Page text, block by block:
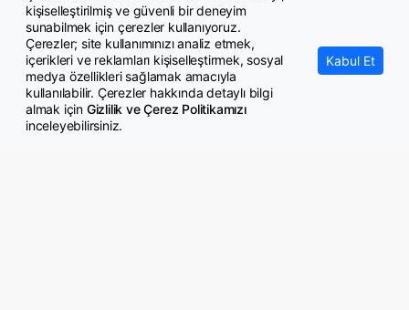
Kaç yabancı yatırım yoluyla Türk vatandaşlığı aldı?
kişiselleştirilmiş ve güvenli bir deneyim
sunabilmek için çerezler kullanıyoruz.
Çerezler; site kullanımınızı analiz etmek,
içerikleri ve reklamları kişiselleştirmek, sosyal
medya özellikleri sağlamak amacıyla
kullanılabilir. Çerezler hakkında detaylı bilgi
almak için Gizlilik ve Çerez Politikamızı
inceleyebilirsiniz.
Kabul Et